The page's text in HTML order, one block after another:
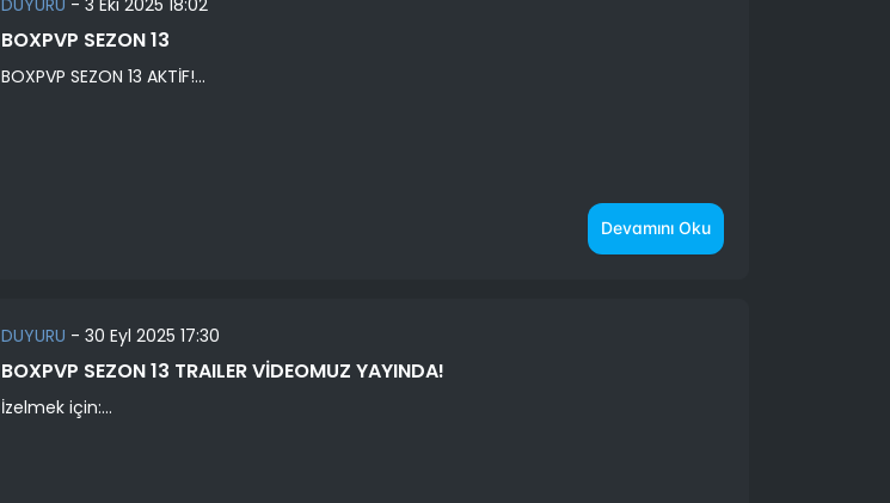
BOXPVP SEZON 13
BOXPVP SEZON 13 AKTİF!...
Devamını Oku
DUYURU - 30 Eyl 2025 17:30
BOXPVP SEZON 13 TRAILER VİDEOMUZ YAYINDA!
İzelmek için:...